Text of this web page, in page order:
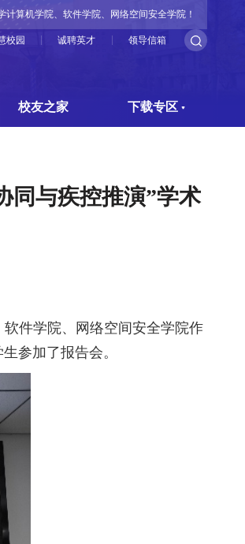
计算机学院、软件学院、网络空间安全学院！
校园 诚聘英才 领导信箱
校友之家 下载专区
同与疾控推演”学术
件学院、网络空间安全学院作
参加了报告会。